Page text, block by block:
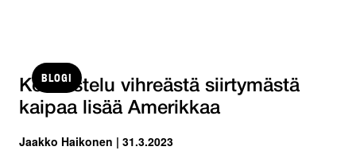
BLOGI
Keskustelu vihreästä siirtymästä
kaipaa lisää Amerikkaa
Jaakko Haikonen | 31.3.2023